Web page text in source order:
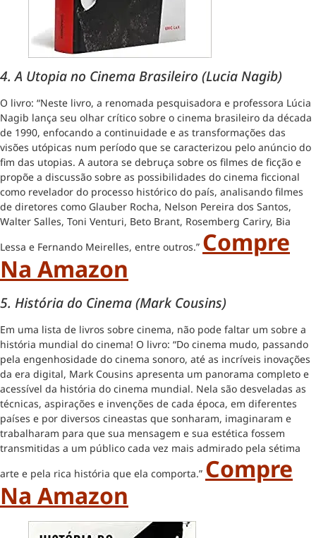
4.A Utopia no Cinema Brasileiro (Lucia Nagib)
O livro: “Neste livro, a renomada pesquisadora e professora Lúcia
Nagib lança seu olhar crítico sobre o cinema brasileiro da década
de 1990, enfocando a continuidade e as transformações das
visões utópicas num período que se caracterizou pelo anúncio do
fim das utopias. A autora se debruça sobre os filmes de ficção e
propõe a discussão sobre as possibilidades do cinema ficcional
como revelador do processo histórico do país, analisando filmes
de diretores como Glauber Rocha, Nelson Pereira dos Santos,
Walter Salles, Toni Venturi, Beto Brant, Rosemberg Cariry, Bia
Lessa e Fernando Meirelles, entre outros.” Compre
Na Amazon
5. História do Cinema (Mark Cousins)
Em uma lista de livros sobre cinema, não pode faltar um sobre a
história mundial do cinema! O livro: “Do cinema mudo, passando
pela engenhosidade do cinema sonoro, até as incríveis inovações
da era digital, Mark Cousins apresenta um panorama completo e
acessível da história do cinema mundial. Nela são desveladas as
técnicas, aspirações e invenções de cada época, em diferentes
países e por diversos cineastas que sonharam, imaginaram e
trabalharam para que sua mensagem e sua estética fossem
transmitidas a um público cada vez mais admirado pela sétima
arte e pela rica história que ela comporta.” Compre
Na Amazon